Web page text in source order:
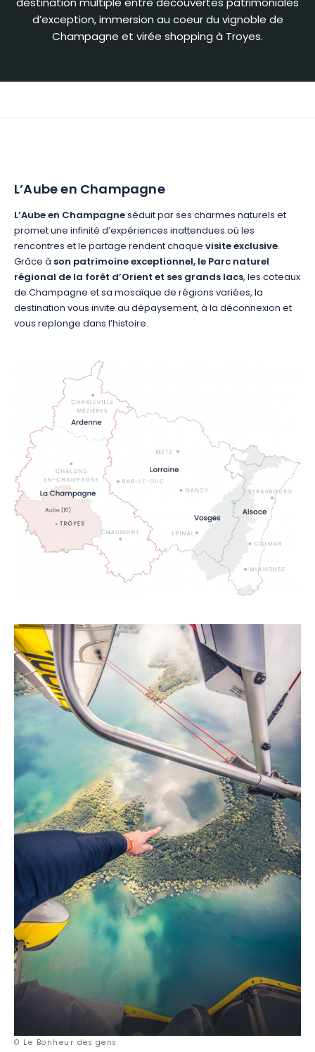
destination multiple entre découvertes patrimoniales
d’exception, immersion au coeur du vignoble de
Champagne et virée shopping à Troyes.
L’Aube en Champagne
L’Aube en Champagneséduit par ses charmes naturels et
promet une infinité d’expériences inattendues où les
rencontres et le partage rendent chaquevisite exclusive.
Grâce à son patrimoine exceptionnel, le Parc naturel
régional de la forêt d’Orient et ses grands lacs, les coteaux
de Champagne et sa mosaïque de régions variées, la
destination vous invite au dépaysement, à la déconnexion et
vous replonge dans l’histoire.
© Le Bonheur des gens